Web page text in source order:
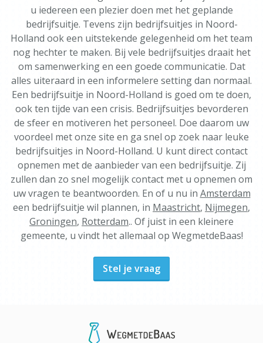
u iedereen een plezier doen met het geplande
bedrijfsuitje. Tevens zijn bedrijfsuitjes in Noord-
Holland ook een uitstekende gelegenheid om het team
nog hechter te maken. Bij vele bedrijfsuitjes draait het
om samenwerking en een goede communicatie. Dat
alles uiteraard in een informelere setting dan normaal.
Een bedrijfsuitje in Noord-Holland is goed om te doen,
ook ten tijde van een crisis. Bedrijfsuitjes bevorderen
de sfeer en motiveren het personeel. Doe daarom uw
voordeel met onze site en ga snel op zoek naar leuke
bedrijfsuitjes in Noord-Holland. U kunt direct contact
opnemen met de aanbieder van een bedrijfsuitje. Zij
zullen dan zo snel mogelijk contact met u opnemen om
uw vragen te beantwoorden. En of u nu in Amsterdam
een bedrijfsuitje wil plannen, in Maastricht, Nijmegen,
Groningen, Rotterdam.. Of juist in een kleinere
gemeente, u vindt het allemaal op WegmetdeBaas!
Stel je vraag